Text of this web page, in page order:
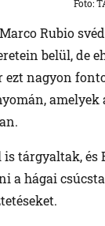
Foto:
Rubio
belül, de
ezt nagyon
amelyek
tárgyaltak, és
a hágai